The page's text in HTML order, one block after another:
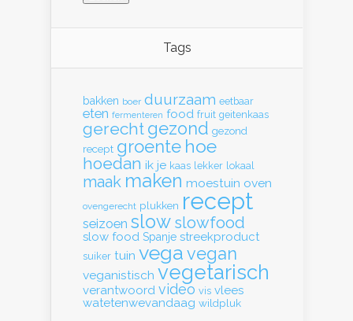
Tags
bakken boer duurzaam eetbaar
eten fermenteren food fruit geitenkaas
gerecht gezond gezond
recept groente hoe
hoedan ik je kaas lekker lokaal
maak maken moestuin oven
ovengerecht plukken recept
seizoen slow slowfood
slow food Spanje streekproduct
suiker tuin vega vegan
veganistisch vegetarisch
verantwoord video vis vlees
watetenwevandaag wildpluk